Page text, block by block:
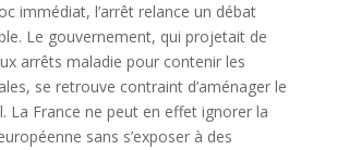
immédiat, l’arrêt relance un débat
Le gouvernement, qui projetait de
arrêts maladie pour contenir les
se retrouve contraint d’aménager le
La France ne peut en effet ignorer la
sans s’exposer à des